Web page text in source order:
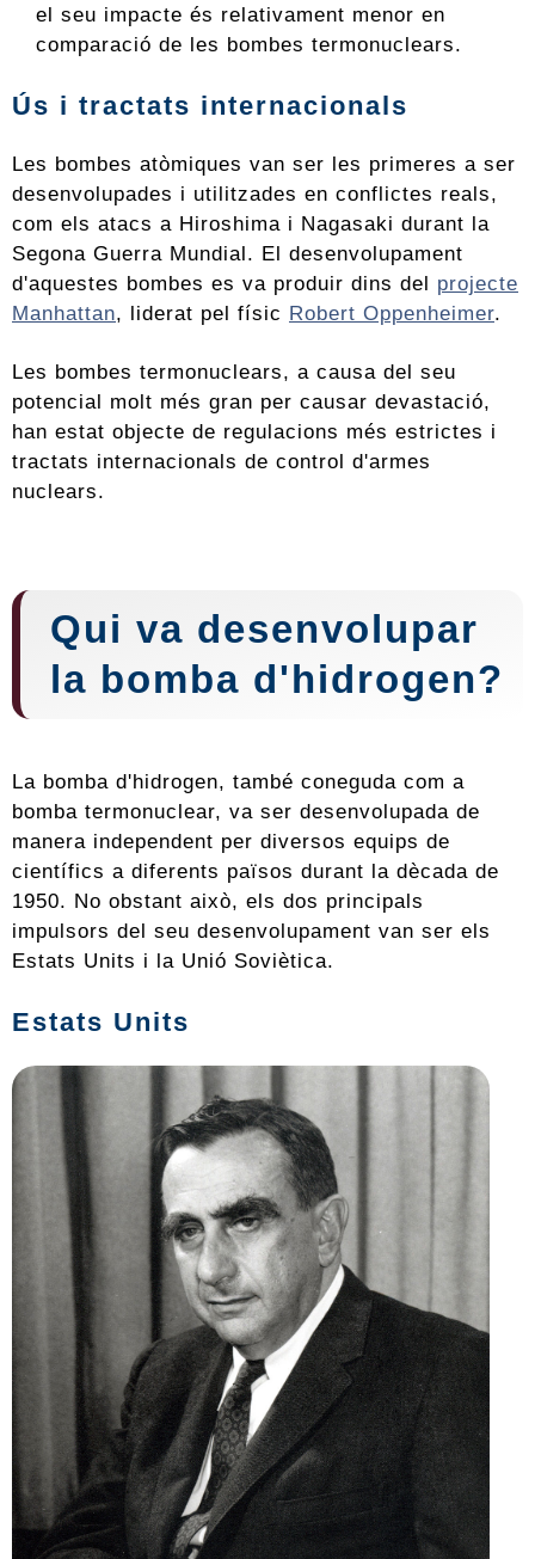
el seu impacte és relativament menor en
comparació de les bombes termonuclears.
Ús i tractats internacionals
Les bombes atòmiques van ser les primeres a ser
desenvolupades i utilitzades en conflictes reals,
com els atacs a Hiroshima i Nagasaki durant la
Segona Guerra Mundial. El desenvolupament
d'aquestes bombes es va produir dins del projecte
Manhattan, liderat pel físic Robert Oppenheimer.
Les bombes termonuclears, a causa del seu
potencial molt més gran per causar devastació,
han estat objecte de regulacions més estrictes i
tractats internacionals de control d'armes
nuclears.
Qui va desenvolupar
la bomba d'hidrogen?
La bomba d'hidrogen, també coneguda com a
bomba termonuclear, va ser desenvolupada de
manera independent per diversos equips de
científics a diferents països durant la dècada de
1950. No obstant això, els dos principals
impulsors del seu desenvolupament van ser els
Estats Units i la Unió Soviètica.
Estats Units